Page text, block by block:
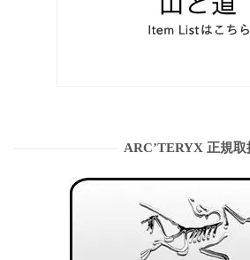
ARC’TERYX 正規取